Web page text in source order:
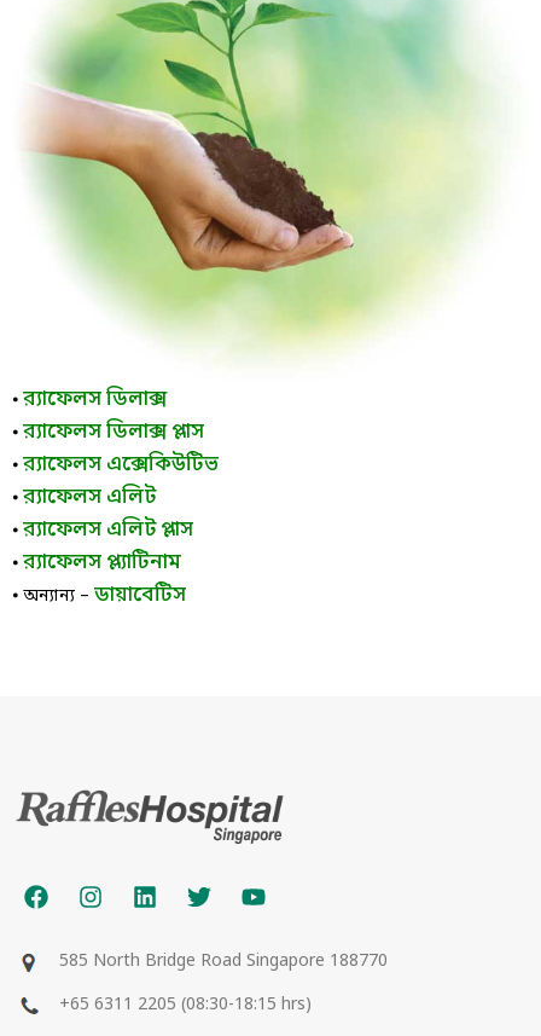
⦁র‌্যাফেলস ডিলাক্স
⦁র‌্যাফেলস ডিলাক্স প্লাস
⦁র‌্যাফেলস এক্সেকিউটিভ
⦁র‌্যাফেলস এলিট
⦁র‌্যাফেলস এলিট প্লাস
⦁র‌্যাফেলস প্ল্যাটিনাম
⦁ অন্যান্য –ডায়াবেটিস
585 North Bridge Road Singapore 188770
+65 6311 2205 (08:30-18:15 hrs)